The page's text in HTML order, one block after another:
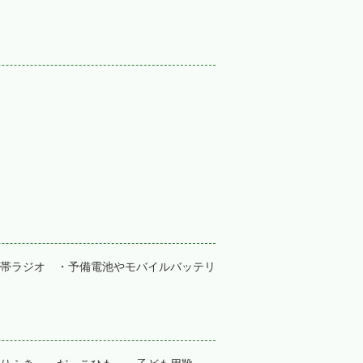
ジオ ・予備電池やモバイルバッテリ